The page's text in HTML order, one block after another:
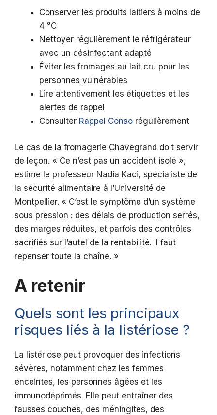
Conserver les produits laitiers à moins de
4 °C
Nettoyer régulièrement le réfrigérateur
avec un désinfectant adapté
Éviter les fromages au lait cru pour les
personnes vulnérables
Lire attentivement les étiquettes et les
alertes de rappel
Consulter Rappel Conso régulièrement
Le cas de la fromagerie Chavegrand doit servir
de leçon. « Ce n’est pas un accident isolé »,
estime le professeur Nadia Kaci, spécialiste de
la sécurité alimentaire à l’Université de
Montpellier. « C’est le symptôme d’un système
sous pression : des délais de production serrés,
des marges réduites, et parfois des contrôles
sacrifiés sur l’autel de la rentabilité. Il faut
repenser toute la chaîne. »
A retenir
Quels sont les principaux
risques liés à la listériose ?
La listériose peut provoquer des infections
sévères, notamment chez les femmes
enceintes, les personnes âgées et les
immunodéprimés. Elle peut entraîner des
fausses couches, des méningites, des